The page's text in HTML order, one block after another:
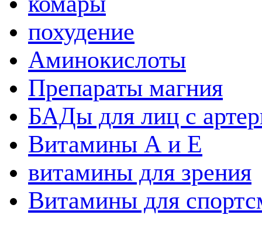
похудение
Аминокислоты
Препараты магния
БАДы для лиц с
Витамины А и Е
витамины для зрения
Витамины для